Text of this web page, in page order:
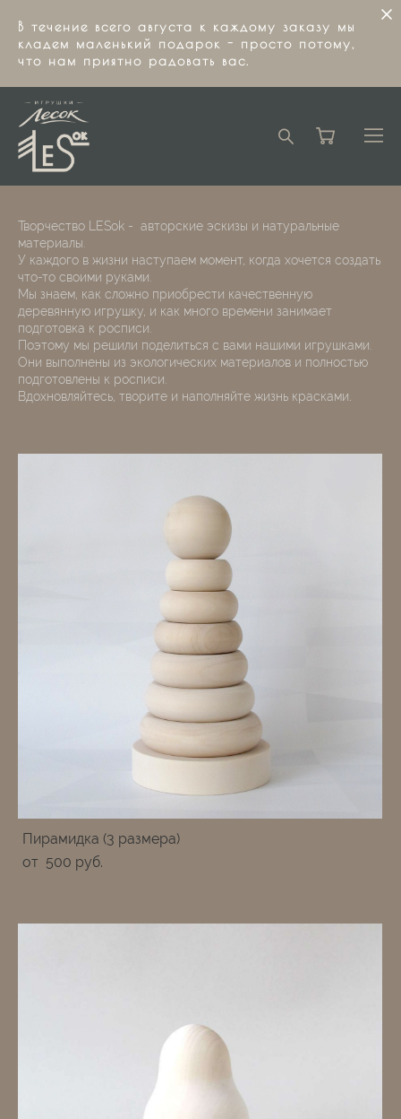
В течение всего августа к каждому заказу мы
кладем маленький подарок - просто потому,
что нам приятно радовать вас.
Творчество LESok - авторские эскизы и натуральные
материалы.
​У каждого в жизни наступаем момент, когда хочется создать
что-то своими руками.
Мы знаем, как сложно приобрести качественную
деревянную игрушку, и как много времени занимает
подготовка к росписи.
​Поэтому мы решили поделиться с вами нашими игрушками.
Они выполнены из экологических материалов и полностью
подготовлены к росписи.
​Вдохновляйтесь, творите и наполняйте жизнь красками
Пирамидка (3 размера)
от 500 pуб.